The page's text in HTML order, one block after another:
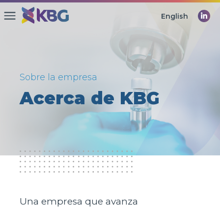
English
Sobre la empresa
Acerca de KBG
Una empresa que avanza